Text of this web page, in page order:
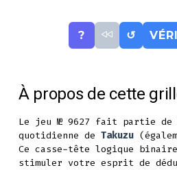
? ↺
À propos de cette
Le jeu № 9627 fait partie de
quotidienne deTakuzu
Ce casse-tête logique
stimuler votre esprit de